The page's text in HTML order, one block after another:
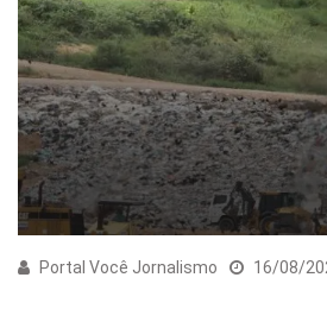
Portal Você Jornalismo 16/08/